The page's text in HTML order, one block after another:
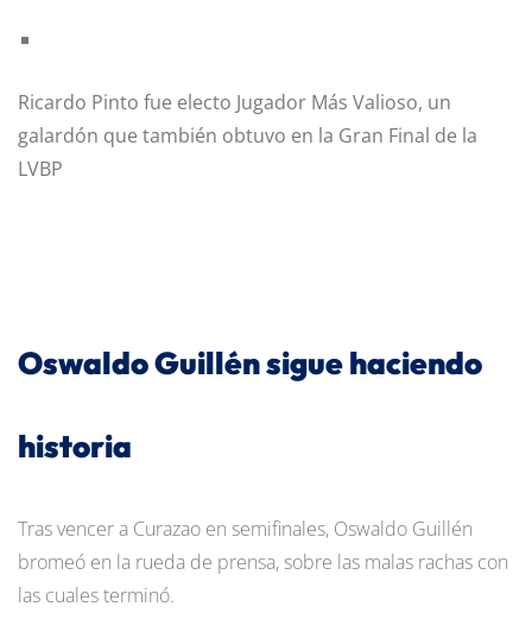
Ricardo Pinto fue electo Jugador Más Valioso, un
galardón que también obtuvo en la Gran Final de la
LVBP
Oswaldo Guillén sigue haciendo
historia
Tras vencer a Curazao en semifinales, Oswaldo Guillén
bromeó en la rueda de prensa, sobre las malas rachas con
las cuales terminó.